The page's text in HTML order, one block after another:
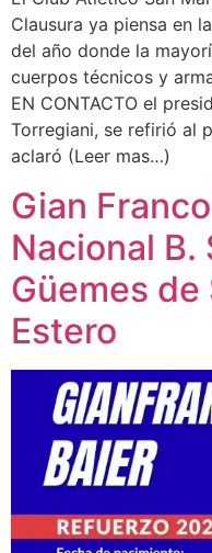
Clausura ya piensa en
del año donde la
cuerpos técnicos y
EN CONTACTO el
Torregiani, se refirió al
aclaró (Leer mas…)
Gian
Nacional B.
Güemes
Estero